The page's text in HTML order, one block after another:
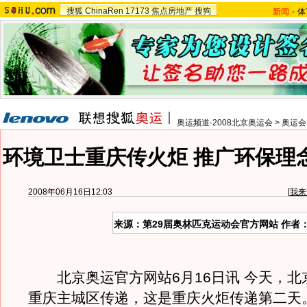
搜狐 ChinaRen 17173 焦点房地产 搜狗 新闻 -
奥运频道-2008北京奥运会 > 奥运
环境卫士重庆传火炬 推广环保理
2008年06月16日12:03 [我
来源：第29届奥林匹克运动会官方网站 作者
北京奥运官方网站6月16日讯 今天，北
重庆主城区传递，这是重庆火炬传递第二天